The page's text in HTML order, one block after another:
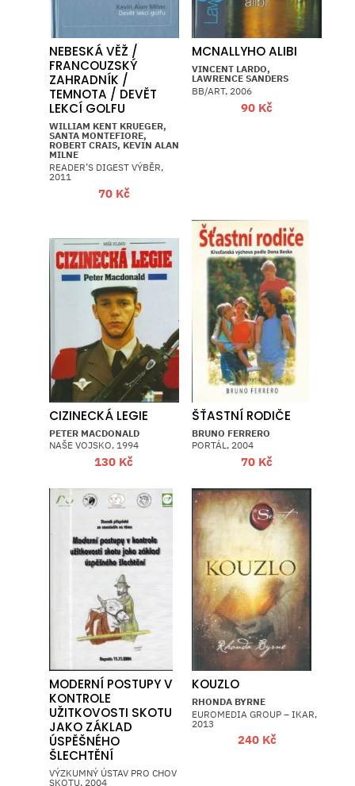
NEBESKÁ VĚŽ /
FRANCOUZSKÝ
ZAHRADNÍK /
TEMNOTA / DEVĚT
LEKCÍ GOLFU
WILLIAM KENT KRUEGER,
SANTA MONTEFIORE,
ROBERT CRAIS, KEVIN ALAN
MILNE
READER’S DIGEST VÝBĚR,
2011
70 Kč
MCNALLYHO ALIBI
VINCENT LARDO,
LAWRENCE SANDERS
BB/ART, 2006
90 Kč
CIZINECKÁ LEGIE
PETER MACDONALD
NAŠE VOJSKO, 1994
130 Kč
ŠŤASTNÍ RODIČE
BRUNO FERRERO
PORTÁL, 2004
70 Kč
MODERNÍ POSTUPY V
KONTROLE
UŽITKOVOSTI SKOTU
JAKO ZÁKLAD
ÚSPĚŠNÉHO
ŠLECHTĚNÍ
VÝZKUMNÝ ÚSTAV PRO CHOV
SKOTU, 2004
KOUZLO
RHONDA BYRNE
EUROMEDIA GROUP – IKAR,
2013
240 Kč